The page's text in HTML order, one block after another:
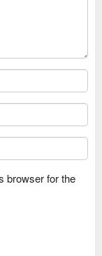
browser for the